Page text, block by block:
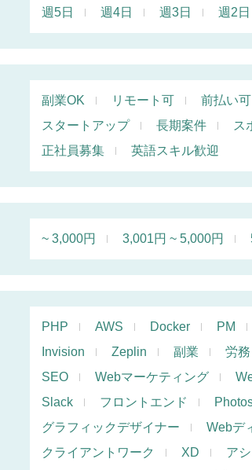
週5日 週4日 週3日 週2日
副業OK リモート可 前払い可
スタートアップ
長期案件 ス
正社員募集
英語スキル歓迎
~ 3,000円 3,001円 ~ 5,000円
PHP AWS Docker PM
Invision
Zeplin 副業 労務
SEO
Webマーケティング
Slack
フロントエンド
グラフィックデザイナー
Webデ
クライアントワーク
XD ア